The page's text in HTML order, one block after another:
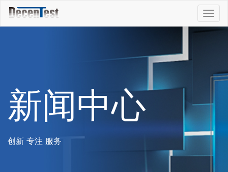
新闻中心
创新 专注 服务